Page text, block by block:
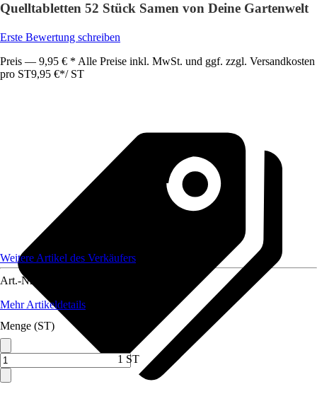
Quelltabletten 52 Stück Samen von Deine Gartenwelt
Erste Bewertung schreiben
Preis — 9,95 € * Alle Preise inkl. MwSt. und ggf. zzgl. Versandkosten
pro ST9,95 €*/ ST
Weitere Artikel des Verkäufers
Art.-Nr.
Mehr Artikeldetails
Menge (ST)
1 ST